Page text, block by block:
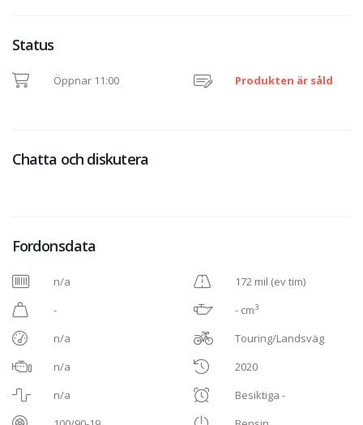
Status
Öppnar 11:00 Produkten är såld
Chatta och diskutera
Fordonsdata
n/a
-
n/a
n/a
n/a
172 mil (ev tim)
- cm3
Touring/Landsväg
2020
Besiktiga -